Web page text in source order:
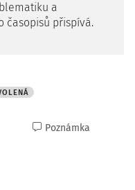
a
časopisů přispívá.
Poznámka